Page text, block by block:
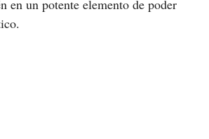
en un potente elemento de poder